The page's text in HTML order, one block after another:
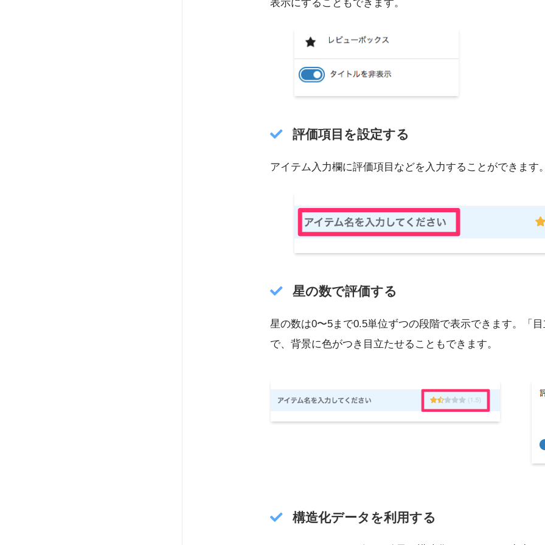
表示にすることもできます。
評価項目を設定する
アイテム入力欄に評価項目などを入力することができます
星の数で評価する
星の数は0〜5まで0.5単位ずつの段階で表示できます。「
で、背景に色がつき目立たせることもできます。
構造化データを利用する